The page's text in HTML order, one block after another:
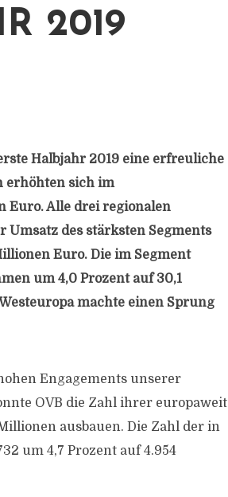
2019
Halbjahr 2019 eine erfreuliche
erhöhten sich im
Euro. Alle drei regionalen
Umsatz des stärksten Segments
Euro. Die im Segment
um 4,0 Prozent auf 30,1
machte einen Sprung
Engagements unserer
OVB die Zahl ihrer europaweit
ausbauen. Die Zahl der in
um 4,7 Prozent auf 4.954